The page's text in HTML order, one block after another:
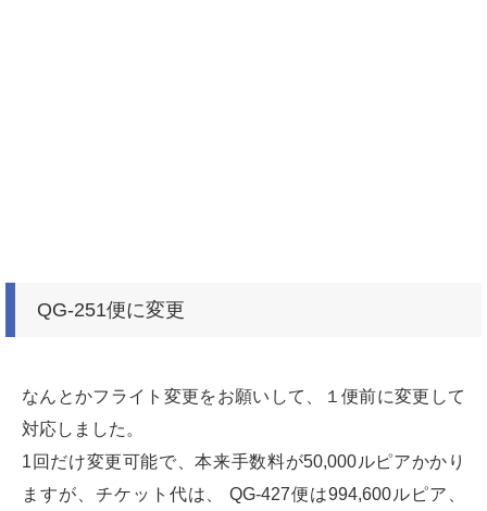
QG‐251便に変更
なんとかフライト変更をお願いして、１便前に変更して
対応しました。
1回だけ変更可能で、本来手数料が50,000ルピアかかり
ますが、チケット代は、 QG-427便は994,600ルピア、